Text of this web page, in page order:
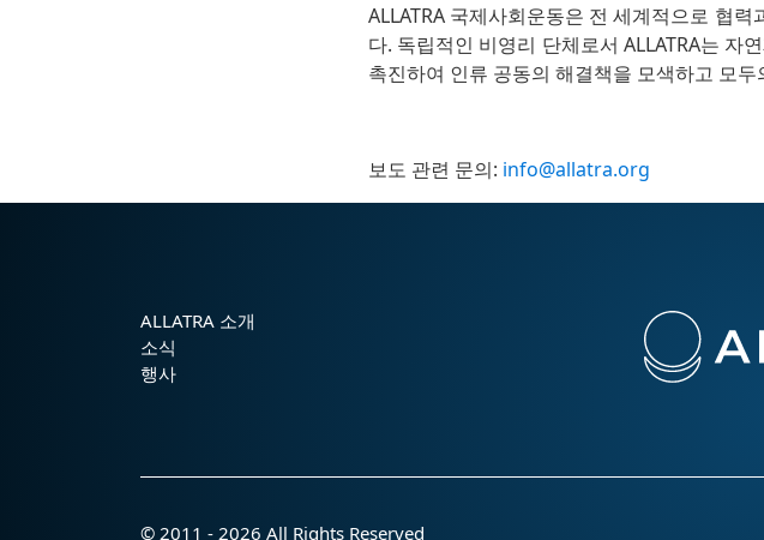
ALLATRA 국제사회운동은 전 세계적으로 협
다. 독립적인 비영리 단체로서 ALLATRA는 자
촉진하여 인류 공동의 해결책을 모색하고 모
보도 관련 문의: info@allatra.org
ALLATRA 소개
소식
행사
© 2011 - 2026 All Rights Reserved